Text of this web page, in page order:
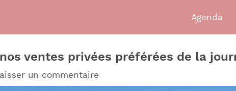
Agenda
ventes privées préférées de la
un commentaire